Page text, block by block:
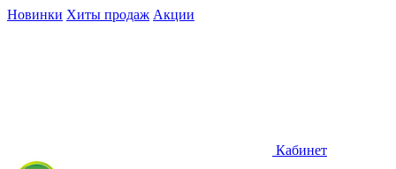
Новинки Хиты продаж Акции
Кабинет